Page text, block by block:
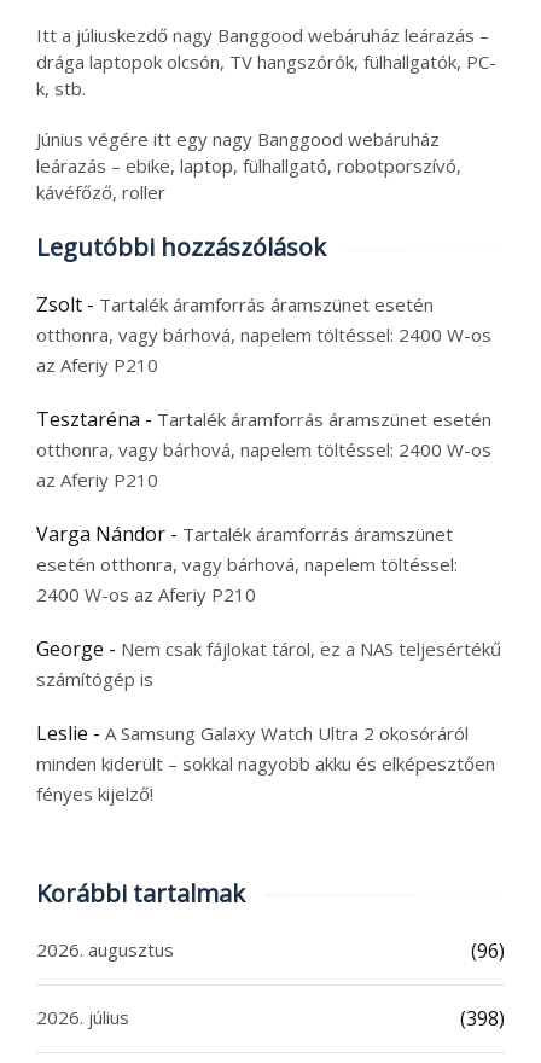
Itt a júliuskezdő nagy Banggood webáruház leárazás –
drága laptopok olcsón, TV hangszórók, fülhallgatók, PC-
k, stb.
Június végére itt egy nagy Banggood webáruház
leárazás – ebike, laptop, fülhallgató, robotporszívó,
kávéfőző, roller
Legutóbbi hozzászólások
Zsolt - Tartalék áramforrás áramszünet esetén
otthonra, vagy bárhová, napelem töltéssel: 2400 W-os
az Aferiy P210
Tesztaréna - Tartalék áramforrás áramszünet esetén
otthonra, vagy bárhová, napelem töltéssel: 2400 W-os
az Aferiy P210
Varga Nándor - Tartalék áramforrás áramszünet
esetén otthonra, vagy bárhová, napelem töltéssel:
2400 W-os az Aferiy P210
George - Nem csak fájlokat tárol, ez a NAS teljesértékű
számítógép is
Leslie - A Samsung Galaxy Watch Ultra 2 okosóráról
minden kiderült – sokkal nagyobb akku és elképesztően
fényes kijelző!
Korábbi tartalmak
2026. augusztus (96)
2026. július (398)